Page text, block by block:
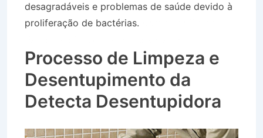
desagradáveis e problemas de saúde devido à
proliferação de bactérias.
Processo de Limpeza e
Desentupimento da
Detecta Desentupidora